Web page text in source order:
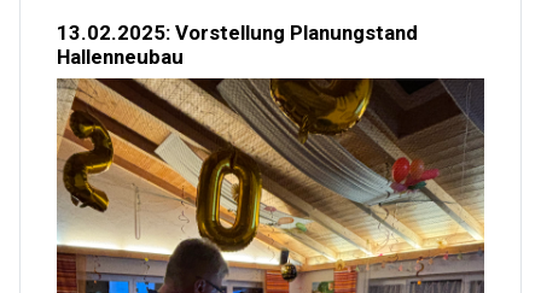
13.02.2025: Vorstellung Planungstand
Hallenneubau